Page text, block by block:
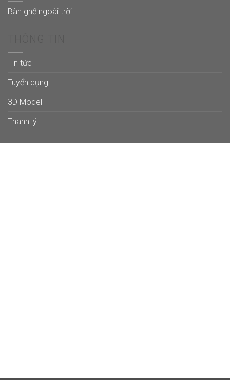
Bàn ghế ngoài trời
Tin tức
Tuyển dụng
3D Model
Thanh lý